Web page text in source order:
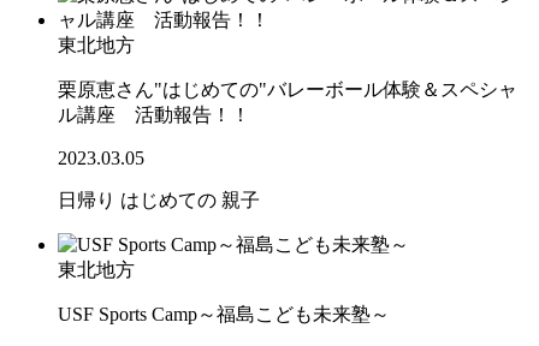
東北地方
栗原恵さん"はじめての"バレーボール体験＆スペシャ
ル講座 活動報告！！
2023.03.05
日帰り はじめての 親子
東北地方
USF Sports Camp～福島こども未来塾～